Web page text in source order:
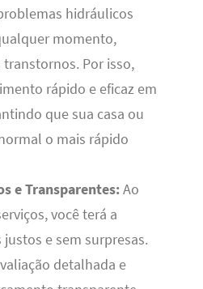
hidráulicos
momento,
Por isso,
rápido e eficaz em
que sua casa ou
o mais rápido
e Transparentes:Ao
você terá a
e sem surpresas.
detalhada e